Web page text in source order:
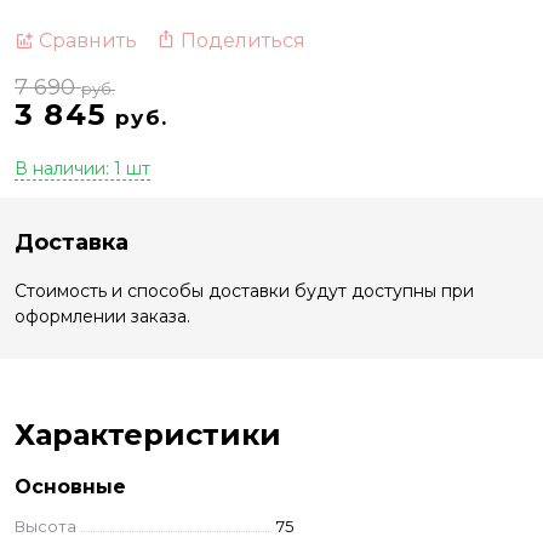
Сравнить Поделиться
3 845 руб.
7 690руб.
В наличии: 1 шт
Доставка
Стоимость и способы доставки будут доступны при
оформлении заказа.
Характеристики
Основные
Высота
75